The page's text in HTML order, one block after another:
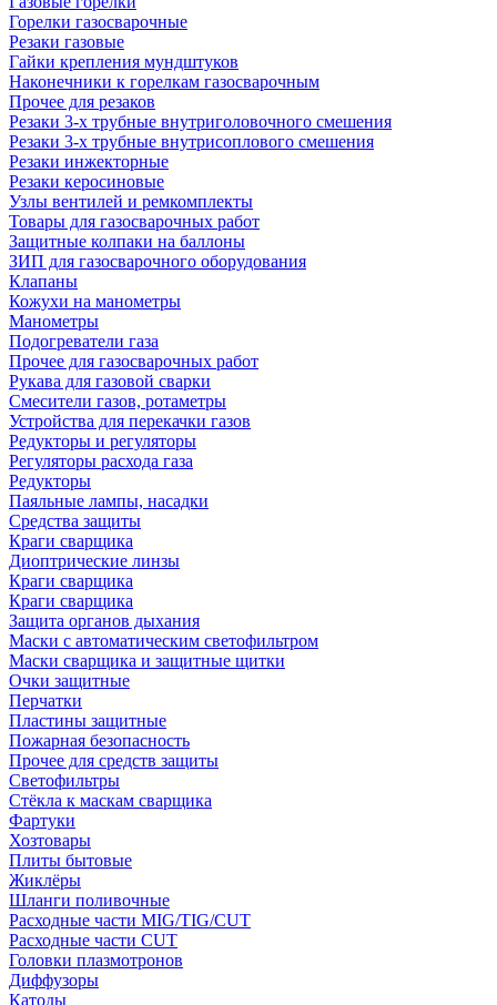
Горелки газосварочные
Резаки газовые
Гайки крепления мундштуков
Наконечники к горелкам газосварочным
Прочее для резаков
Резаки 3-х трубные внутриголовочного смешения
Резаки 3-х трубные внутрисоплового смешения
Резаки инжекторные
Резаки керосиновые
Узлы вентилей и ремкомплекты
Товары для газосварочных работ
Защитные колпаки на баллоны
ЗИП для газосварочного оборудования
Клапаны
Кожухи на манометры
Манометры
Подогреватели газа
Прочее для газосварочных работ
Рукава для газовой сварки
Смесители газов, ротаметры
Устройства для перекачки газов
Редукторы и регуляторы
Регуляторы расхода газа
Редукторы
Паяльные лампы, насадки
Средства защиты
Краги сварщика
Диоптрические линзы
Краги сварщика
Краги сварщика
Защита органов дыхания
Маски с автоматическим светофильтром
Маски сварщика и защитные щитки
Очки защитные
Перчатки
Пластины защитные
Пожарная безопасность
Прочее для средств защиты
Светофильтры
Стёкла к маскам сварщика
Фартуки
Хозтовары
Плиты бытовые
Жиклёры
Шланги поливочные
Расходные части MIG/TIG/CUT
Расходные части CUT
Головки плазмотронов
Диффузоры
Катоды